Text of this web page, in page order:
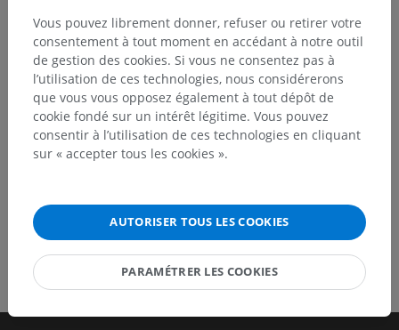
Signaler un problème
TÉLÉCHARGEZ L'APPLI
Vous pouvez librement donner, refuser ou retirer votre
consentement à tout moment en accédant à notre outil
de gestion des cookies. Si vous ne consentez pas à
l’utilisation de ces technologies, nous considérerons
que vous vous opposez également à tout dépôt de
cookie fondé sur un intérêt légitime. Vous pouvez
consentir à l’utilisation de ces technologies en cliquant
sur « accepter tous les cookies ».
AUTORISER TOUS LES COOKIES
PARAMÉTRER LES COOKIES